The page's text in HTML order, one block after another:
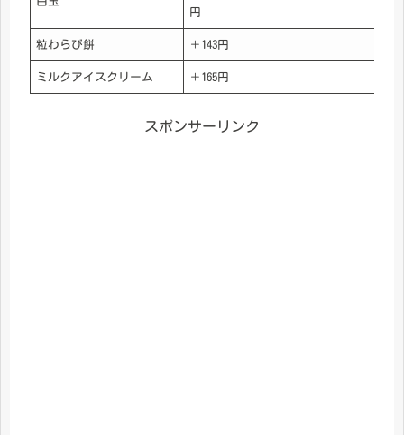
粒わらび餅 ＋143円
ミルクアイスクリーム ＋165円
スポンサーリンク